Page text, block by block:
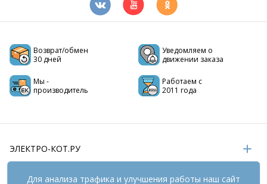
Возврат/обмен
30 дней
Уведомляем о
движении заказа
Мы -
производитель
Работаем с
2011 года
ЭЛЕКТРО-КОТ.РУ
ИНФОРМАЦИЯ
Для анализа трафика и улучшения работы наш сайт